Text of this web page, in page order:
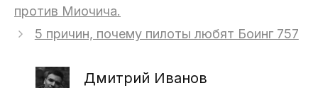
против Миочича.
5 причин, почему пилоты любят Боинг 757
Дмитрий Иванов